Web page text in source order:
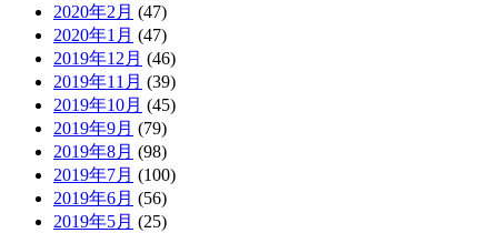
2020年2月 (47)
2020年1月 (47)
2019年12月 (46)
2019年11月 (39)
2019年10月 (45)
2019年9月 (79)
2019年8月 (98)
2019年7月 (100)
2019年6月 (56)
2019年5月 (25)